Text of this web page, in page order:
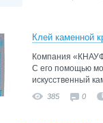
Клей каменной
Компания
С его помощью
искусственный
385 0